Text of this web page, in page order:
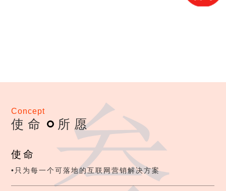
Concept
使命 所愿
使命
• 只为每一个可落地的互联网营销解决方案